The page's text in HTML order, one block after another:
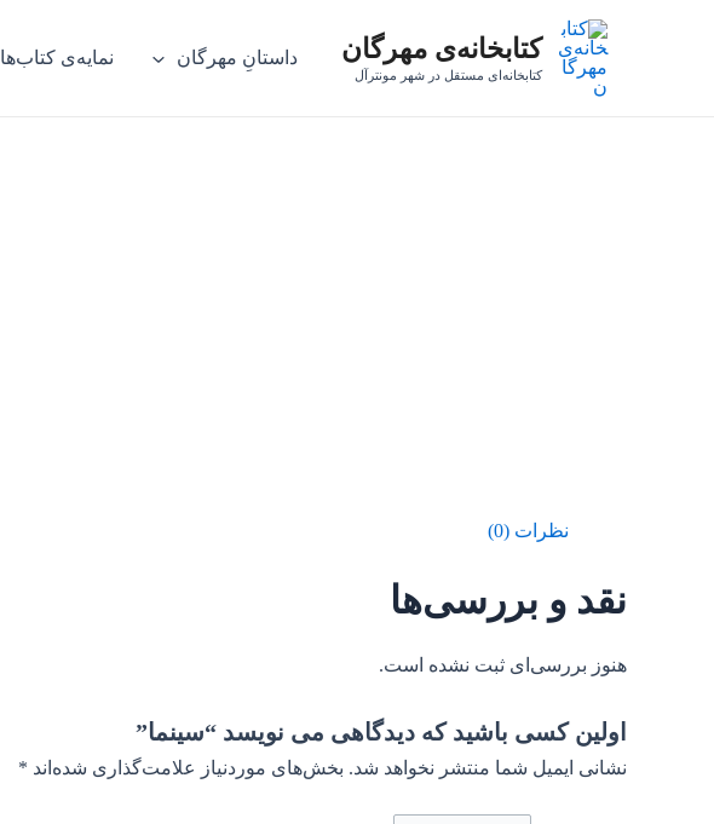
کتابخانه‌ی مهرگان
کتابخانه‌ای مستقل در شهر مونترآل
داستانِ مهرگان نمایه‌ی کتاب‌ها
نظرات (0)
نقد و بررسی‌ها
هنوز بررسی‌ای ثبت نشده است.
اولین کسی باشید که دیدگاهی می نویسد “سینما”
نشانی ایمیل شما منتشر نخواهد شد. بخش‌های موردنیاز علامت‌گذاری شده‌اند *